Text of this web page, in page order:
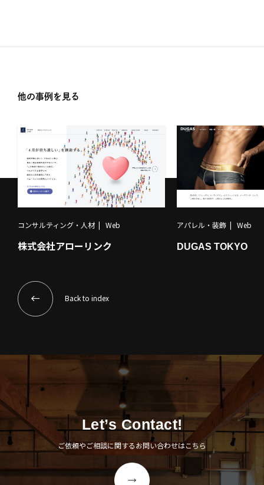
他の事例を見る
コンサルティング・人材 Web
株式会社アローリンク
アパレル・装飾 Web
DUGAS TOKYO
Back to index
Let’s Contact!
ご依頼やご相談に関するお問い合わせはこちら